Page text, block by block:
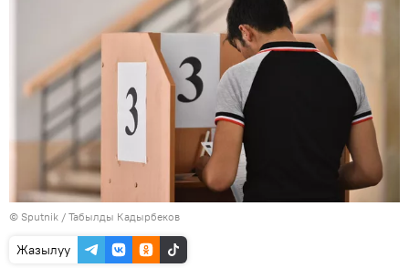
© Sputnik / Табылды Кадырбеков
Жазылуу